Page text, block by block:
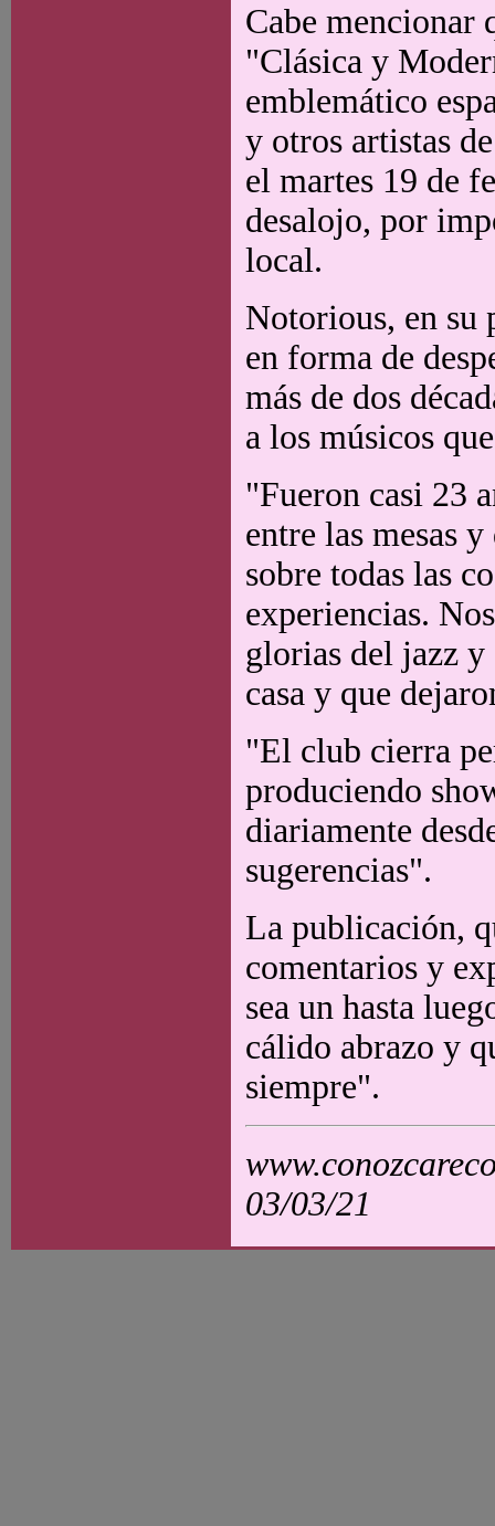
Cabe mencionar
"Clásica y
emblemático
y otros artistas
el martes 19 de
desalojo, por
local.
Notorious, en su
en forma de
más de dos
a los músicos
"Fueron casi 23
entre las mesas
sobre todas las
experiencias.
glorias del jazz
casa y que
"El club cierra
produciendo
diariamente
sugerencias".
La publicación,
comentarios y
sea un hasta
cálido abrazo y
siempre".
03/03/21